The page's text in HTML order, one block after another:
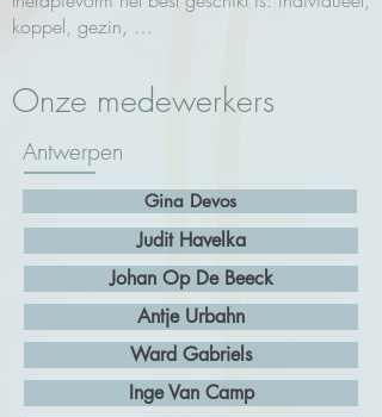
koppel, gezin, …
Onze medewerkers
Antwerpen
Gina Devos
Judit Havelka
Johan Op De Beeck
Antje Urbahn
Ward Gabriels
Inge Van Camp